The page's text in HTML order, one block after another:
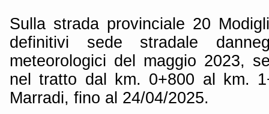
Sulla strada provinciale 20
definitivi sede stradale
meteorologici del maggio 2023,
nel tratto dal km. 0+800 al km.
Marradi, fino al 24/04/2025.